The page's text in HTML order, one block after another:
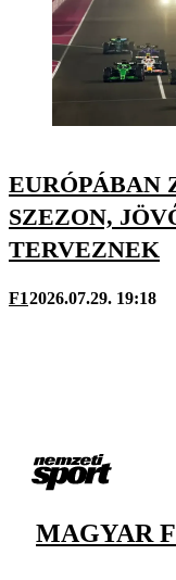
EURÓPÁBAN
SZEZON,
TERVEZNEK
F12026.07.29. 19:18
MAGYAR